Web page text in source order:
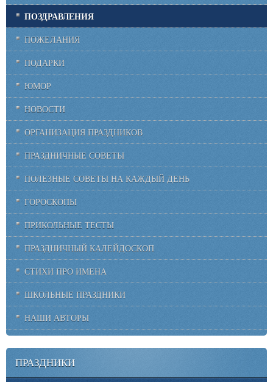
ПОЗДРАВЛЕНИЯ
ПОЖЕЛАНИЯ
ПОДАРКИ
ЮМОР
НОВОСТИ
ОРГАНИЗАЦИЯ ПРАЗДНИКОВ
ПРАЗДНИЧНЫЕ СОВЕТЫ
ПОЛЕЗНЫЕ СОВЕТЫ НА КАЖДЫЙ ДЕНЬ
ГОРОСКОПЫ
ПРИКОЛЬНЫЕ ТЕСТЫ
ПРАЗДНИЧНЫЙ КАЛЕЙДОСКОП
СТИХИ ПРО ИМЕНА
ШКОЛЬНЫЕ ПРАЗДНИКИ
НАШИ АВТОРЫ
ПРАЗДНИКИ